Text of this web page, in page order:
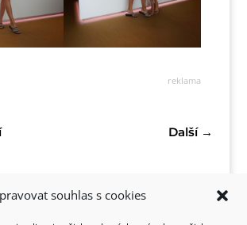
souhlas s cookies
reklama
Další→